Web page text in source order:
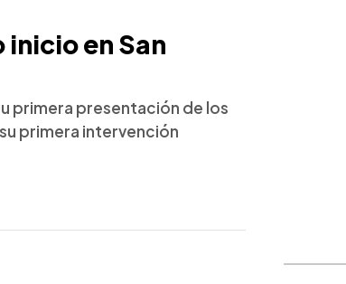
inicio en San
primera presentación de los
primera intervención